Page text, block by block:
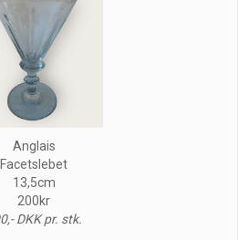
Anglais
Facetslebet
13,5cm
200kr
DKK pr. stk.